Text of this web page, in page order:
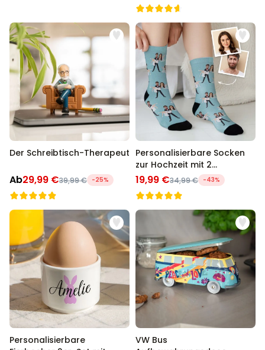
Der Schreibtisch-Therapeut
Ab29,99 €39,99 € -25%
Personalisierbare Socken
zur Hochzeit mit 2
Gesichtern
19,99 €34,99 € -43%
Personalisierbare
VW Bus